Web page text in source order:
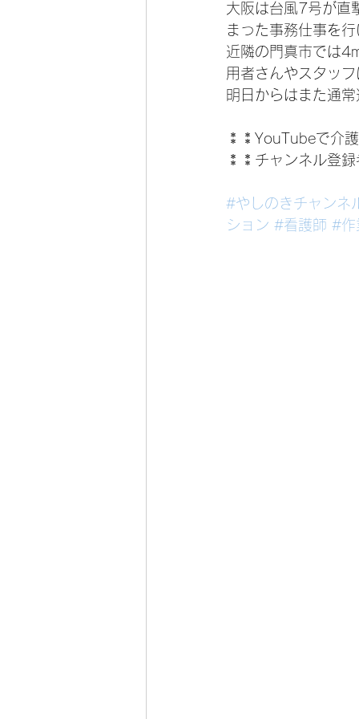
大阪は台風7号が直
まった事務仕事を
近隣の門真市では
用者さんやスタッ
明日からはまた通
⁑⁑YouTubeで介
⁑⁑チャンネル登
#やしのきチャンネ
ション #看護師 #作